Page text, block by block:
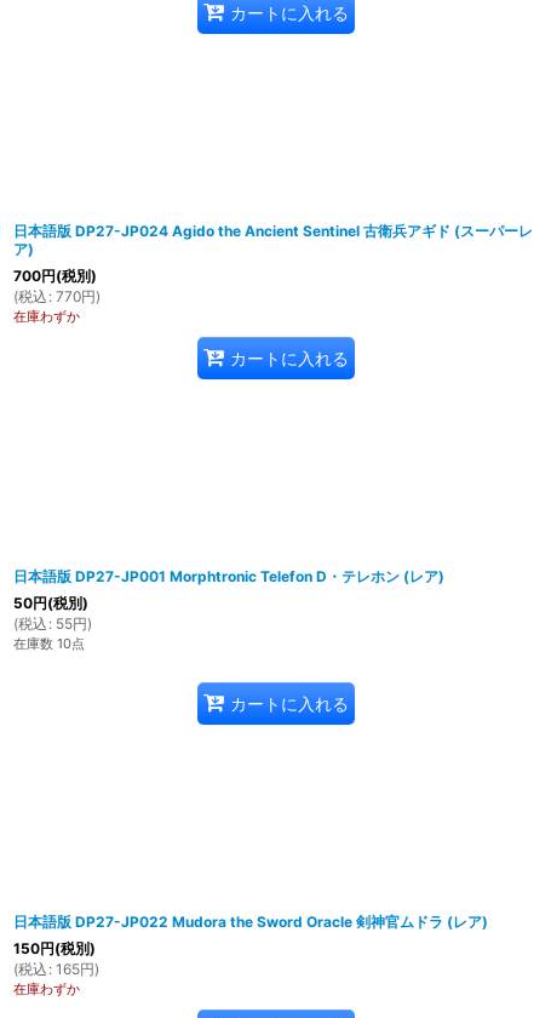
カートに入れる
日本語版 DP27-JP024 Agido the Ancient Sentinel 古衛兵アギド (スーパーレ
ア)
700円(税別)
(税込 : 770円)
在庫わずか
カートに入れる
日本語版 DP27-JP001 Morphtronic Telefon D・テレホン (レア)
50円(税別)
(税込 : 55円)
在庫数 10点
カートに入れる
日本語版 DP27-JP022 Mudora the Sword Oracle 剣神官ムドラ (レア)
150円(税別)
(税込 : 165円)
在庫わずか